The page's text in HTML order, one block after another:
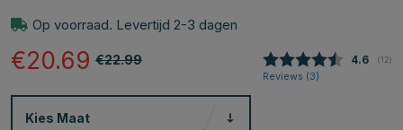
Op voorraad. Levertijd 2-3 dagen
€22.99
€20.69 4.6 (12)
Reviews (3)
Kies Maat